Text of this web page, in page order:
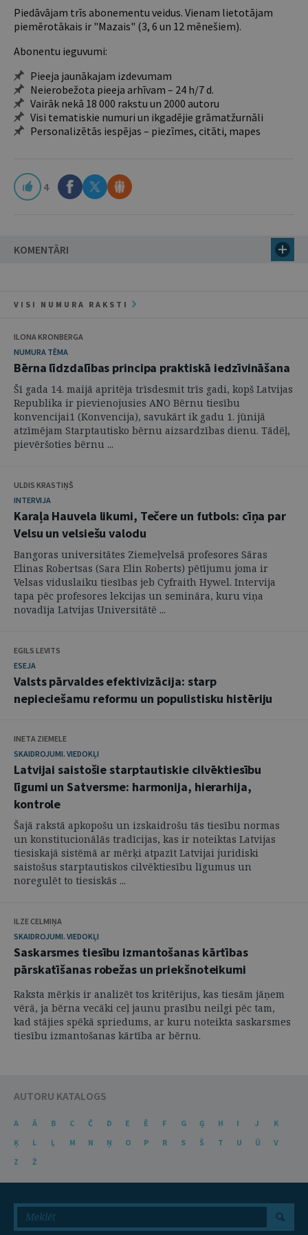
Piedāvājam trīs abonementu veidus. Vienam lietotājam
piemērotākais ir "Mazais" (3, 6 un 12 mēnešiem).
Abonentu ieguvumi:
Pieeja jaunākajam izdevumam
Neierobežota pieeja arhīvam – 24 h/7 d.
Vairāk nekā 18 000 rakstu un 2000 autoru
Visi tematiskie numuri un ikgadējie grāmatžurnāli
Personalizētās iespējas – piezīmes, citāti, mapes
4
KOMENTĀRI
VISI NUMURA RAKSTI
ILONA KRONBERGA
NUMURA TĒMA
Bērna līdzdalības principa praktiskā iedzīvināšana
Šī gada 14. maijā apritēja trīsdesmit trīs gadi, kopš Latvijas
Republika ir pievienojusies ANO Bērnu tiesību
konvencijai1 (Konvencija), savukārt ik gadu 1. jūnijā
atzīmējam Starptautisko bērnu aizsardzības dienu. Tādēļ,
pievēršoties bērnu ...
ULDIS KRASTIŅŠ
INTERVIJA
Karaļa Hauvela likumi, Tečere un futbols: cīņa par
Velsu un velsiešu valodu
Bangoras universitātes Ziemeļvelsā profesores Sāras
Elinas Robertsas (Sara Elin Roberts) pētījumu joma ir
Velsas viduslaiku tiesības jeb Cyfraith Hywel. Intervija
tapa pēc profesores lekcijas un semināra, kuru viņa
novadīja Latvijas Universitātē ...
EGILS LEVITS
ESEJA
Valsts pārvaldes efektivizācija: starp
nepieciešamu reformu un populistisku histēriju
INETA ZIEMELE
SKAIDROJUMI. VIEDOKĻI
Latvijai saistošie starptautiskie cilvēktiesību
līgumi un Satversme: harmonija, hierarhija,
kontrole
Šajā rakstā apkopošu un izskaidrošu tās tiesību normas
un konstitucionālās tradīcijas, kas ir noteiktas Latvijas
tiesiskajā sistēmā ar mērķi atpazīt Latvijai juridiski
saistošus starptautiskos cilvēktiesību līgumus un
noregulēt to tiesiskās ...
ILZE CELMIŅA
SKAIDROJUMI. VIEDOKĻI
Saskarsmes tiesību izmantošanas kārtības
pārskatīšanas robežas un priekšnoteikumi
Raksta mērķis ir analizēt tos kritērijus, kas tiesām jāņem
vērā, ja bērna vecāki ceļ jaunu prasību neilgi pēc tam,
kad stājies spēkā spriedums, ar kuru noteikta saskarsmes
tiesību izmantošanas kārtība ar bērnu.
AUTORU KATALOGS
A Ā B C Č D E Ē F G Ģ H I J
K
Ķ
L Ļ M N Ņ O P R S Š T U Ū
V
Z
Ž